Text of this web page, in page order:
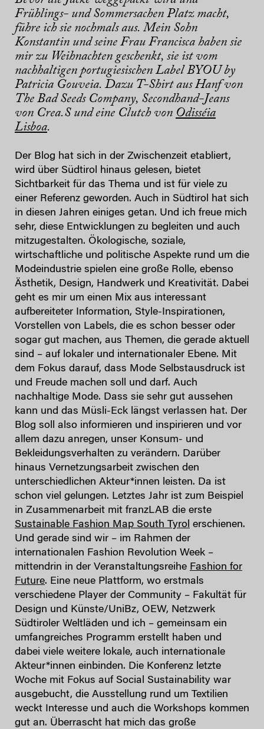
Frühlings- und Sommersachen Platz macht,
führe ich sie nochmals aus. Mein Sohn
Konstantin und seine Frau Francisca haben sie
mir zu Weihnachten geschenkt, sie ist vom
nachhaltigen portugiesischen Label BYOU by
Patricia Gouveia. Dazu T-Shirt aus Hanf von
The Bad Seeds Company, Secondhand-Jeans
von Crea.S und eine Clutch von Odisséia
Lisboa.
Der Blog hat sich in der Zwischenzeit etabliert,
wird über Südtirol hinaus gelesen, bietet
Sichtbarkeit für das Thema und ist für viele zu
einer Referenz geworden. Auch in Südtirol hat sich
in diesen Jahren einiges getan. Und ich freue mich
sehr, diese Entwicklungen zu begleiten und auch
mitzugestalten. Ökologische, soziale,
wirtschaftliche und politische Aspekte rund um die
Modeindustrie spielen eine große Rolle, ebenso
Ästhetik, Design, Handwerk und Kreativität. Dabei
geht es mir um einen Mix aus interessant
aufbereiteter Information, Style-Inspirationen,
Vorstellen von Labels, die es schon besser oder
sogar gut machen, aus Themen, die gerade aktuell
sind – auf lokaler und internationaler Ebene. Mit
dem Fokus darauf, dass Mode Selbstausdruck ist
und Freude machen soll und darf. Auch
nachhaltige Mode. Dass sie sehr gut aussehen
kann und das Müsli-Eck längst verlassen hat. Der
Blog soll also informieren und inspirieren und vor
allem dazu anregen, unser Konsum- und
Bekleidungsverhalten zu verändern. Darüber
hinaus Vernetzungsarbeit zwischen den
unterschiedlichen Akteur*innen leisten. Da ist
schon viel gelungen. Letztes Jahr ist zum Beispiel
in Zusammenarbeit mit franzLAB die erste
Sustainable Fashion Map South Tyrol erschienen.
Und gerade sind wir – im Rahmen der
internationalen Fashion Revolution Week –
mittendrin in der Veranstaltungsreihe Fashion for
Future. Eine neue Plattform, wo erstmals
verschiedene Player der Community – Fakultät für
Design und Künste/UniBz, OEW, Netzwerk
Südtiroler Weltläden und ich – gemeinsam ein
umfangreiches Programm erstellt haben und
dabei viele weitere lokale, auch internationale
Akteur*innen einbinden. Die Konferenz letzte
Woche mit Fokus auf Social Sustainability war
ausgebucht, die Ausstellung rund um Textilien
weckt Interesse und auch die Workshops kommen
gut an. Überrascht hat mich das große